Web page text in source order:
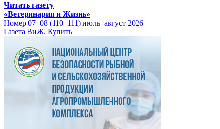
Читать газету
«Ветеринария и Жизнь»
Номер 07–08 (110–111) июль–август 2026
Газета ВиЖ. Купить